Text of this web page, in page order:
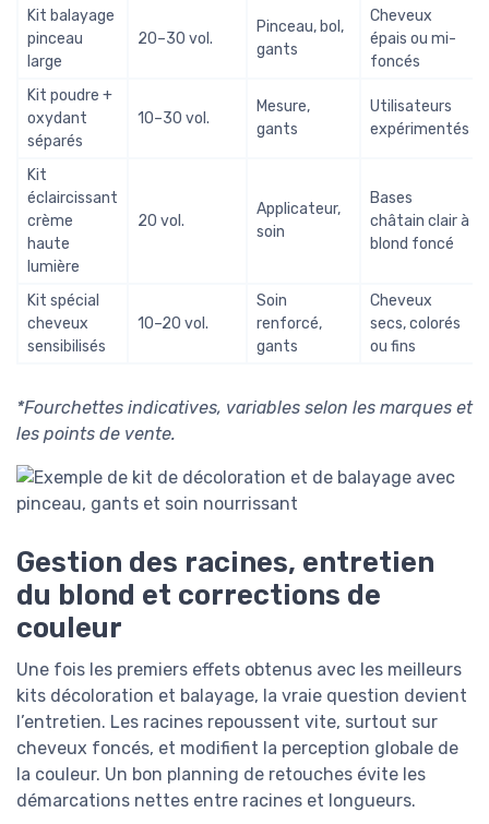
Kit balayage
pinceau
large
20–30 vol.
Pinceau, bol,
gants
Cheveux
épais ou mi-
foncés
Kit poudre +
oxydant
séparés
10–30 vol.
Mesure,
gants
Utilisateurs
expérimentés
Kit
éclaircissant
crème
haute
lumière
20 vol.
Applicateur,
soin
Bases
châtain clair à
blond foncé
Kit spécial
cheveux
sensibilisés
10–20 vol.
Soin
renforcé,
gants
Cheveux
secs, colorés
ou fins
*Fourchettes indicatives, variables selon les marques et
les points de vente.
Gestion des racines, entretien
du blond et corrections de
couleur
Une fois les premiers effets obtenus avec les meilleurs
kits décoloration et balayage, la vraie question devient
l’entretien. Les racines repoussent vite, surtout sur
cheveux foncés, et modifient la perception globale de
la couleur. Un bon planning de retouches évite les
démarcations nettes entre racines et longueurs.